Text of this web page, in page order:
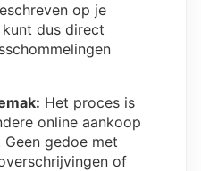
op je
dus direct
Het proces is
online aankoop
gedoe met
of